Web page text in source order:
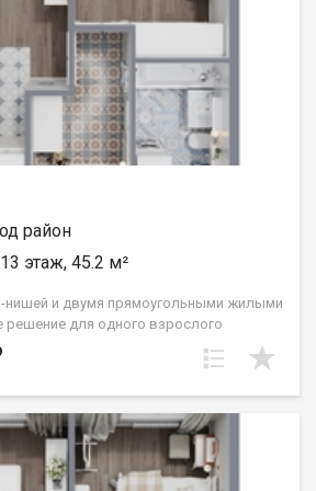
район
этаж, 45.2 м²
нишей и двумя прямоугольными жилыми
решение для одного взрослого
двух человек. Вид во двор (южные
компаний «Восток Центр Иркутск»